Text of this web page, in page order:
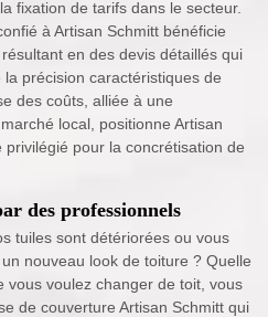
fixation de tarifs dans le secteur.
à Artisan Schmitt bénéficie
en des devis détaillés qui
précision caractéristiques de
des coûts, alliée à une
local, positionne Artisan
pour la concrétisation de
des professionnels
tuiles sont détériorées ou vous
nouveau look de toiture ? Quelle
vous voulez changer de toit, vous
de couverture Artisan Schmitt qui